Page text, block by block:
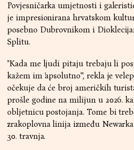
Povjesničarka umjetnosti i
je impresionirana hrvatskom
posebno Dubrovnikom i
Splitu.
"Kada me ljudi pitaju trebaju li
kažem im 'apsolutno'", rekla je
očekuje da će broj američkih
prošle godine na milijun u 2026.
obljetnicu postojanja. Tome bi
zrakoplovna linija između
30. travnja.